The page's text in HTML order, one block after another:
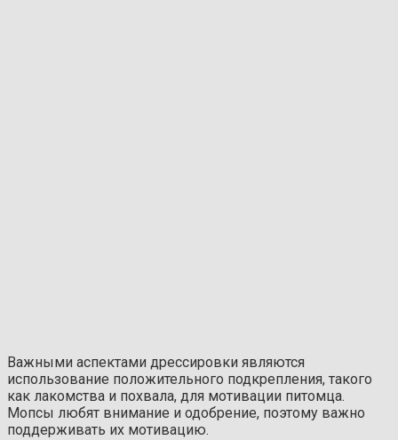
Важными аспектами дрессировки являются
использование положительного подкрепления, такого
как лакомства и похвала, для мотивации питомца.
Мопсы любят внимание и одобрение, поэтому важно
поддерживать их мотивацию.